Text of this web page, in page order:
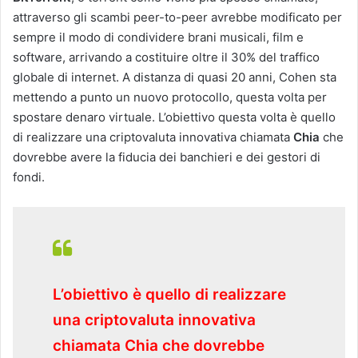
attraverso gli scambi peer-to-peer avrebbe modificato per
sempre il modo di condividere brani musicali, film e
software, arrivando a costituire oltre il 30% del traffico
globale di internet. A distanza di quasi 20 anni, Cohen sta
mettendo a punto un nuovo protocollo, questa volta per
spostare denaro virtuale. L’obiettivo questa volta è quello
di realizzare una criptovaluta innovativa chiamata Chia che
dovrebbe avere la fiducia dei banchieri e dei gestori di
fondi.
L’obiettivo è quello di realizzare
una criptovaluta innovativa
chiamata Chia che dovrebbe